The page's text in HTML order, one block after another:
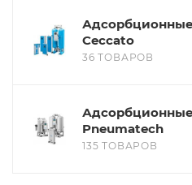
Ceccato
36 ТОВАРОВ
Pneumatech
135 ТОВАРОВ